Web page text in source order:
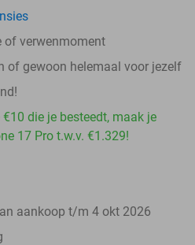
of verwenmoment
of gewoon helemaal voor jezelf
die je besteedt, maak je
17 Pro t.w.v. €1.329!
aankoop t/m 4 okt 2026